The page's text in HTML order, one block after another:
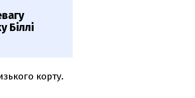
Біллі
корту.